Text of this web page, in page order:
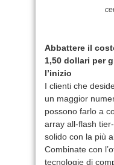
Abbattere il
1,50 dollari per
l’inizio
I clienti che
un maggior
possono farlo a
array all-flash
solido con la più
Combinate con
tecnologie di